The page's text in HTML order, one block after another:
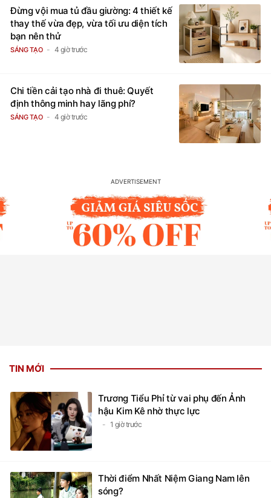
Đừng vội mua tủ đầu giường: 4 thiết kế
thay thế vừa đẹp, vừa tối ưu diện tích
bạn nên thử
SÁNG TẠO 4 giờ trước
Chi tiền cải tạo nhà đi thuê: Quyết
định thông minh hay lãng phí?
SÁNG TẠO 4 giờ trước
TIN MỚI
Trương Tiểu Phỉ từ vai phụ đến Ảnh
hậu Kim Kê nhờ thực lực
1 giờ trước
Thời điểm Nhất Niệm Giang Nam lên
sóng?